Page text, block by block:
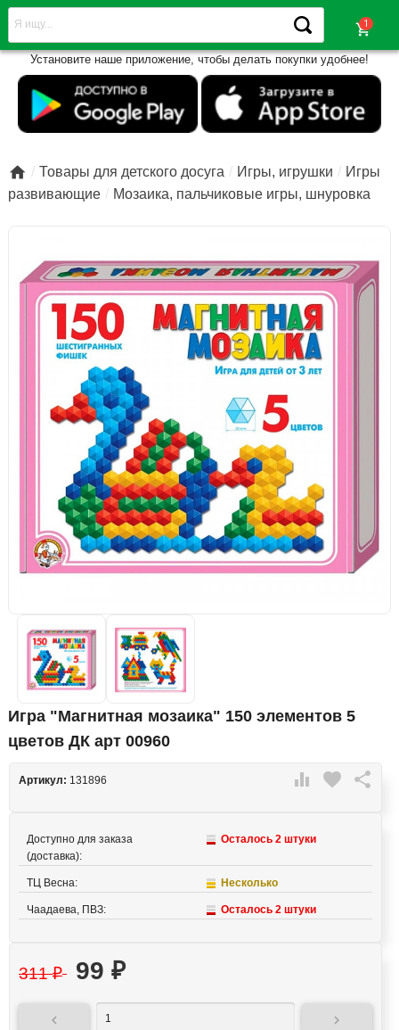
shopping_cart
Установите наше приложение, чтобы делать покупки удобнее!
 Товары для детского досуга Игры, игрушки
Игры
развивающие
Мозаика, пальчиковые игры, шнуровка
Игра "Магнитная мозаика" 150 элементов 5
цветов ДК арт 00960
 favorite 
Артикул: 131896
Доступно для заказа
(доставка):
Осталось 2 штуки
ТЦ Весна: Несколько
Чаадаева, ПВЗ: Осталось 2 штуки
311₽ 99 ₽
 